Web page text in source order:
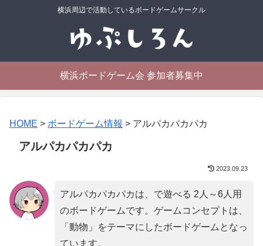
横浜周辺で活動しているボードゲームサークル
横浜ボードゲーム会 参加者募集中
HOME > ボードゲーム情報 > アルパカパカパカ
アルパカパカパカ
2023.09.23
アルパカパカパカは、で遊べる 2人～6人用
のボードゲームです。ゲームコンセプトは、
「 動物 」をテーマにしたボードゲームとなっ
ています。